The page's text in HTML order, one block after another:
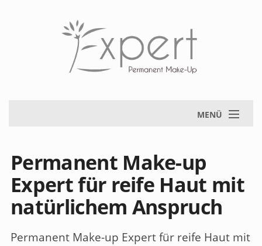
MENÜ
Permanent Make-up
Expert für reife Haut mit
natürlichem Anspruch
Permanent Make-up Expert für reife Haut mit